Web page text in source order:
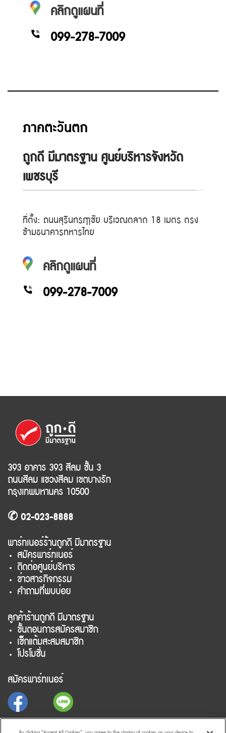
คลิกดูแผนที่
099-278-7009
ภาคตะวันตก
ถูกดี มีมาตรฐาน ศูนย์บริหารจังหวัด
เพชรบุรี
ที่ตั้ง: ถนนสุรินทรฦาชัย บริเวณตลาด 18 เมตร ตรง
ข้ามธนาคารทหารไทย
คลิกดูแผนที่
099-278-7009
393 อาคาร 393 สีลม ชั้น 3
ถนนสีลม แขวงสีลม เขตบางรัก
กรุงเทพมหานคร 10500
✆ 02-023-8888
พาร์ทเนอร์ร้านถูกดี มีมาตรฐาน
สมัครพาร์ทเนอร์
ติดต่อศูนย์บริหาร
ข่าวสารกิจกรรม
คำถามที่พบบ่อย
ลูกค้าร้านถูกดี มีมาตรฐาน
ขั้นตอนการสมัครสมาชิก
เช็กแต้มสะสมสมาชิก
โปรโมชั่น
สมัครพาร์ทเนอร์